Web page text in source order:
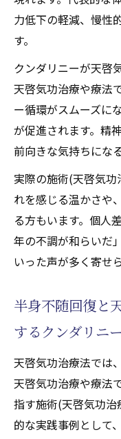
力低下の軽減、慢性
す。
クンダリニーが天啓
天啓気功治療や療法
ー循環がスムーズに
が促進されます。精
前向きな気持ちにな
実際の施術(天啓気
れを感じる温かさや
る方もいます。個人
年の不調が和らいだ
いった声が多く寄せ
半身不随回復と
するクンダリニ
天啓気功治療法では
天啓気功治療や療法
指す施術(天啓気功
的な実践事例として